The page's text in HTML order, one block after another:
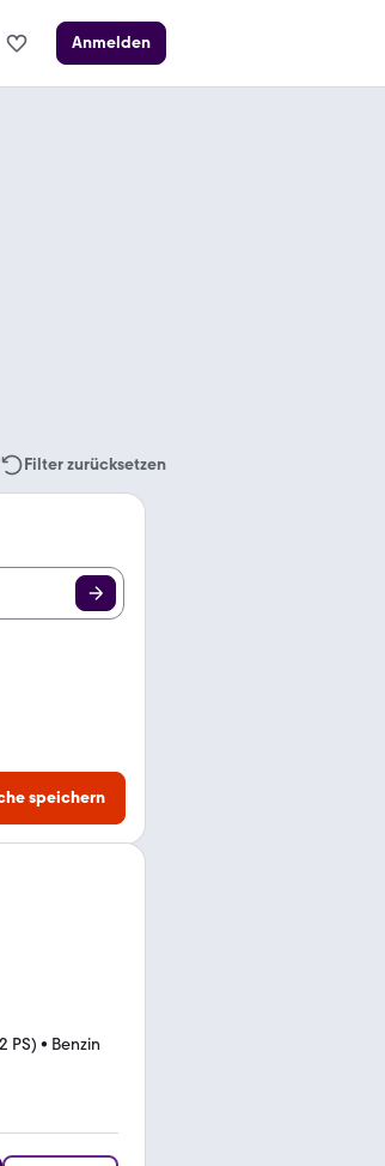
Anmelden
Filter zurücksetzen
speichern
PS) • Benzin